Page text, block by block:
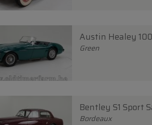
Austin Healey
Green
Bentley S1 Sport
Bordeaux